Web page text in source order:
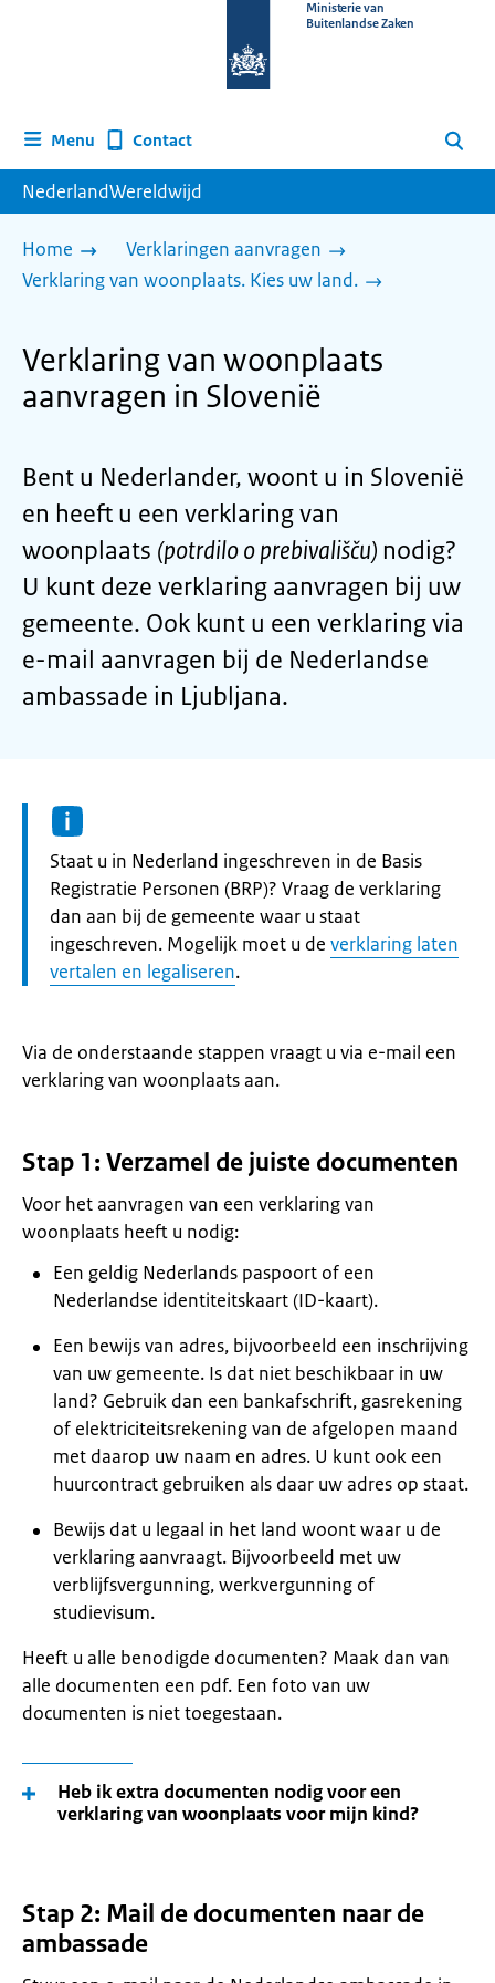
homepage
Ministerie van
Buitenlandse Zaken
Menu Contact Zoeken
NederlandWereldwijd
Home
Verklaringen aanvragen
Verklaring van woonplaats. Kies uw land.
Verklaring van woonplaats
aanvragen in Slovenië
Bent u Nederlander, woont u in Slovenië
en heeft u een verklaring van
woonplaats (potrdilo o prebivališču) nodig?
U kunt deze verklaring aanvragen bij uw
gemeente. Ook kunt u een verklaring via
e-mail aanvragen bij de Nederlandse
ambassade in Ljubljana.
Informatie:
Staat u in Nederland ingeschreven in de Basis
Registratie Personen (BRP)? Vraag de verklaring
dan aan bij de gemeente waar u staat
ingeschreven. Mogelijk moet u de verklaring laten
vertalen en legaliseren.
Via de onderstaande stappen vraagt u via e-mail een
verklaring van woonplaats aan.
Stap 1: Verzamel de juiste documenten
Voor het aanvragen van een verklaring van
woonplaats heeft u nodig:
Een geldig Nederlands paspoort of een
Nederlandse identiteitskaart (ID-kaart).
Een bewijs van adres, bijvoorbeeld een inschrijving
van uw gemeente. Is dat niet beschikbaar in uw
land? Gebruik dan een bankafschrift, gasrekening
of elektriciteitsrekening van de afgelopen maand
met daarop uw naam en adres. U kunt ook een
huurcontract gebruiken als daar uw adres op staat.
Bewijs dat u legaal in het land woont waar u de
verklaring aanvraagt. Bijvoorbeeld met uw
verblijfsvergunning, werkvergunning of
studievisum.
Heeft u alle benodigde documenten? Maak dan van
alle documenten een pdf. Een foto van uw
documenten is niet toegestaan.
Heb ik extra documenten nodig voor een
verklaring van woonplaats voor mijn kind?
Stap 2: Mail de documenten naar de
ambassade